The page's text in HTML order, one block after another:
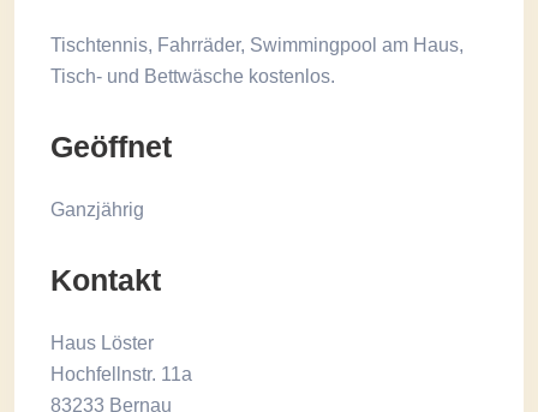
Tischtennis, Fahrräder, Swimmingpool am Haus,
Tisch- und Bettwäsche kostenlos.
Geöffnet
Ganzjährig
Kontakt
Haus Löster
Hochfellnstr. 11a
83233 Bernau